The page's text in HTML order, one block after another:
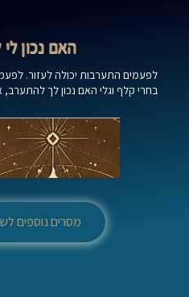
האם נכון
לפעמים התערבות יכולה לעזור.
בחרי קלף וגלי האם נכון לך
מסרים נוספים